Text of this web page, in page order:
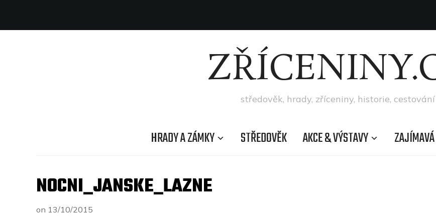
středověk, hrady, zříceniny, historie, cestování
HRADY A ZÁMKY STŘEDOVĚK AKCE & VÝSTAVY
NOCNI_JANSKE_LAZNE
on 13/10/2015